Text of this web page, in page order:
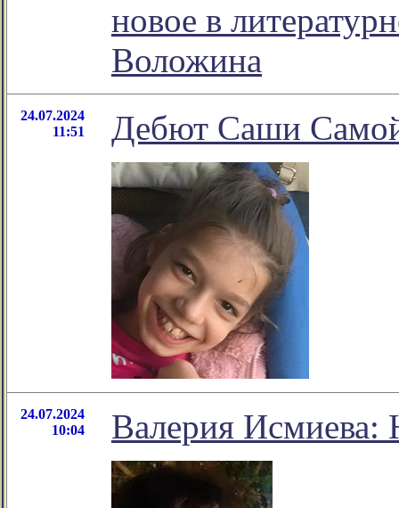
новое в
Воложина
24.07.2024
11:51
Дебют Саши
24.07.2024
10:04
Валерия